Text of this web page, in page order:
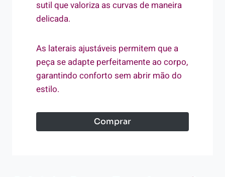
sutil que valoriza as curvas de maneira
delicada.
As laterais ajustáveis permitem que a
peça se adapte perfeitamente ao corpo,
garantindo conforto sem abrir mão do
estilo.
Comprar